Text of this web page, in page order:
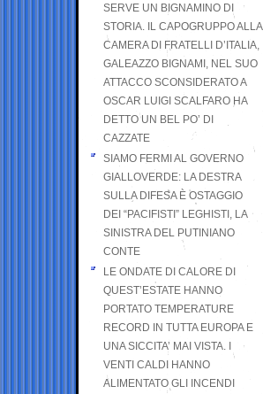
SERVE UN BIGNAMINO DI
STORIA. IL CAPOGRUPPO ALLA
CAMERA DI FRATELLI D’ITALIA,
GALEAZZO BIGNAMI, NEL SUO
ATTACCO SCONSIDERATO A
OSCAR LUIGI SCALFARO HA
DETTO UN BEL PO’ DI
CAZZATE
SIAMO FERMI AL GOVERNO
GIALLOVERDE: LA DESTRA
SULLA DIFESA È OSTAGGIO
DEI “PACIFISTI” LEGHISTI, LA
SINISTRA DEL PUTINIANO
CONTE
LE ONDATE DI CALORE DI
QUEST’ESTATE HANNO
PORTATO TEMPERATURE
RECORD IN TUTTA EUROPA E
UNA SICCITA’ MAI VISTA. I
VENTI CALDI HANNO
ALIMENTATO GLI INCENDI